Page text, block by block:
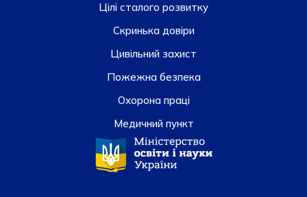
Цілі сталого розвитку
Скринька довiри
Цивільний захист
Пожежна безпека
Охорона праці
Медичний пункт